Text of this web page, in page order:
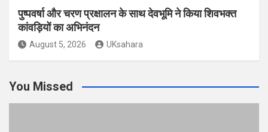
पुष्पवर्षा और चरण प्रक्षालन के साथ देवभूमि ने किया शिवभक्त
कांवड़ियों का अभिनंदन
August 5, 2026 UKsahara
You Missed